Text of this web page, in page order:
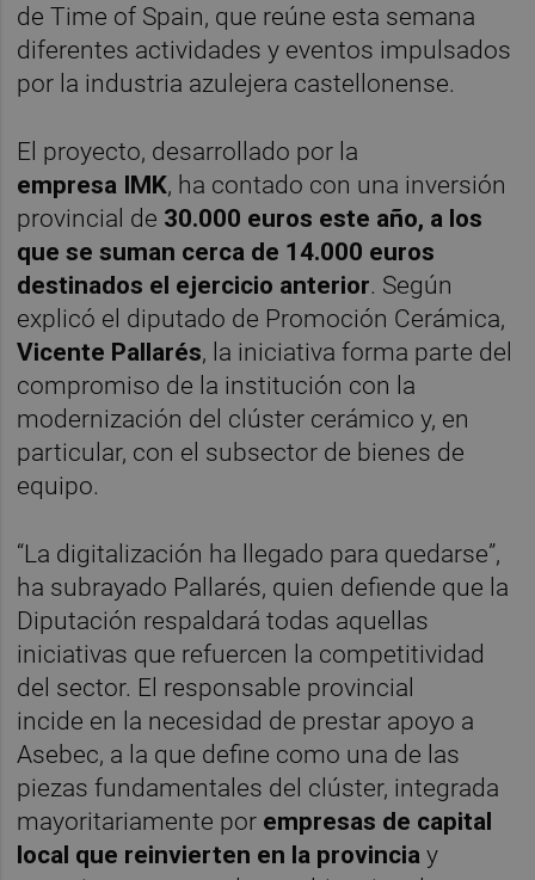
de Time of Spain, que reúne esta semana
diferentes actividades y eventos impulsados
por la industria azulejera castellonense.
El proyecto, desarrollado por la
empresa IMK, ha contado con una inversión
provincial de 30.000 euros este año, a los
que se suman cerca de 14.000 euros
destinados el ejercicio anterior. Según
explicó el diputado de Promoción Cerámica,
Vicente Pallarés, la iniciativa forma parte del
compromiso de la institución con la
modernización del clúster cerámico y, en
particular, con el subsector de bienes de
equipo.
“La digitalización ha llegado para quedarse”,
ha subrayado Pallarés, quien defiende que la
Diputación respaldará todas aquellas
iniciativas que refuercen la competitividad
del sector. El responsable provincial
incide en la necesidad de prestar apoyo a
Asebec, a la que define como una de las
piezas fundamentales del clúster, integrada
mayoritariamente por empresas de capital
local que reinvierten en la provincia y